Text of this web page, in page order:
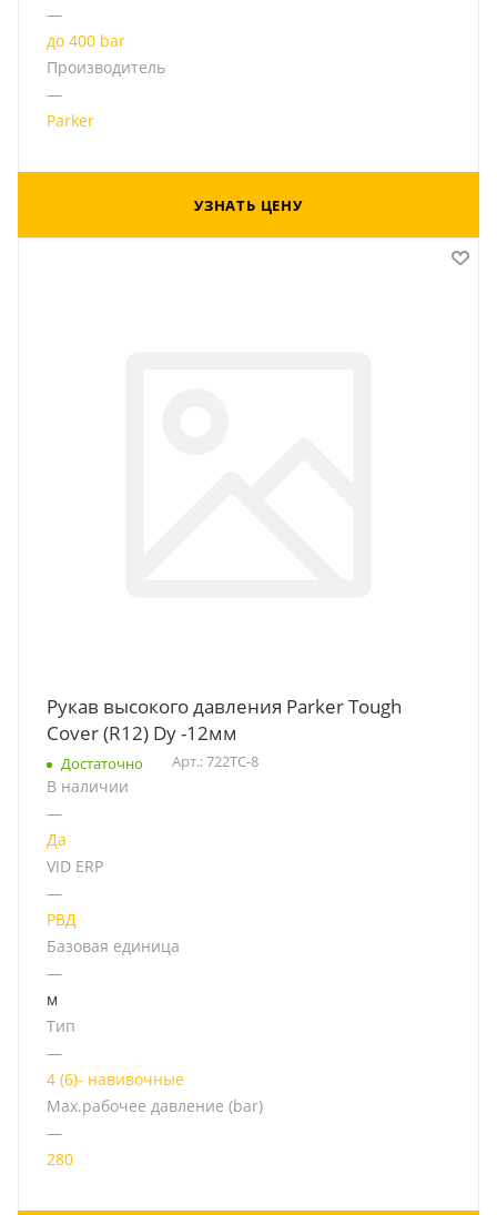
—
до 400 bar
Производитель
—
Parker
УЗНАТЬ ЦЕНУ
Рукав высокого давления Parker Tough
Cover (R12) Dy -12мм
Достаточно Арт.: 722TC-8
В наличии
—
Да
VID ERP
—
РВД
Базовая единица
—
м
Тип
—
4 (6)- навивочные
Мах.рабочее давление (bar)
—
280